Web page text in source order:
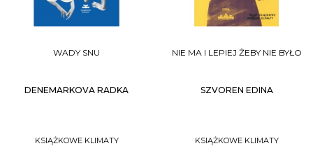
WADY SNU
DENEMARKOVA RADKA
KSIĄŻKOWE KLIMATY
NIE MA I LEPIEJ ŻEBY NIE BYŁO
SZVOREN EDINA
KSIĄŻKOWE KLIMATY